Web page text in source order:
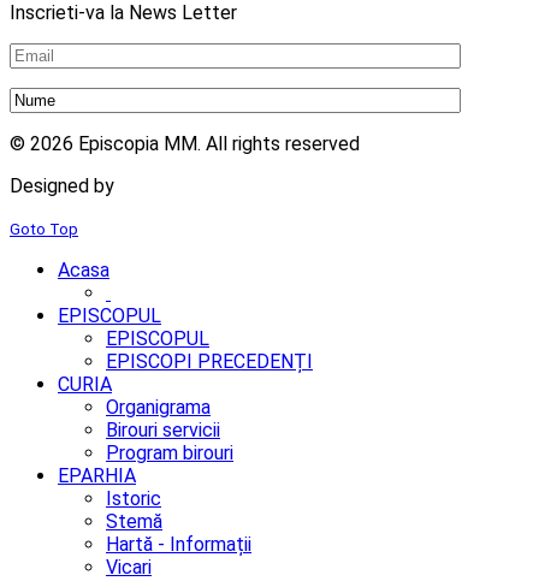
Inscrieti-va la News Letter
© 2026 Episcopia MM. All rights reserved
Designed by
Goto Top
Acasa
EPISCOPUL
EPISCOPUL
EPISCOPI PRECEDENȚI
CURIA
Organigrama
Birouri servicii
Program birouri
EPARHIA
Istoric
Stemă
Hartă - Informații
Vicari